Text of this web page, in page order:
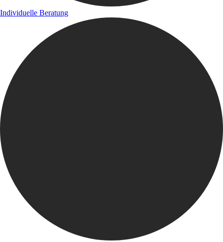
Individuelle Beratung